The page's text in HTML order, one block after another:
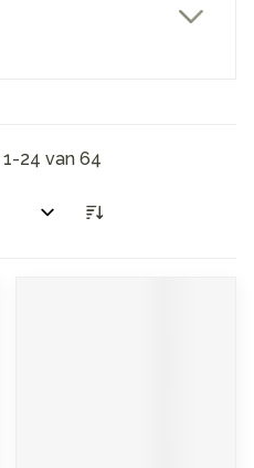
1-24 van 64